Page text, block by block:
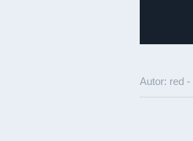
Autor: red -